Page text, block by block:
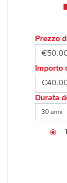
Prezzo
Importo
Durata